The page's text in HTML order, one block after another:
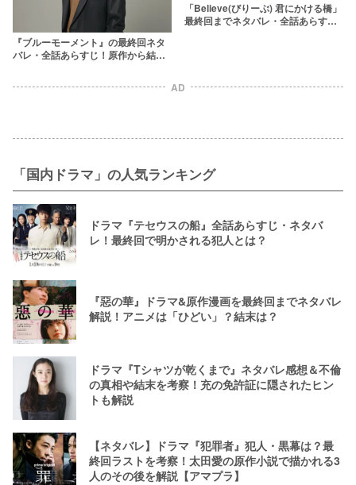
『ブルーモーメント』の最終回ネタ
バレ・全話あらすじ！原作から結末
「Believe(びりーぶ) 君にかける橋」
最終回までネタバレ・全話あらすじ
AD
「国内ドラマ」の人気ランキング
ドラマ『テセウスの船』全話あらすじ・ネタバ
レ！最終回で明かされる犯人とは？
『惡の華』ドラマ&原作漫画を最終回までネタバレ
解説！アニメは「ひどい」？結末は？
ドラマ『Tシャツが乾くまで』ネタバレ感想＆不倫
の真相や結末を考察！充の免許証に隠されたヒン
トも解説
【ネタバレ】ドラマ『犯罪者』犯人・黒幕は？最
終回ラストを考察！太田愛の原作小説で描かれる3
人のその後を解説【アマプラ】